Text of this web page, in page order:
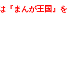
『まんが王国』を